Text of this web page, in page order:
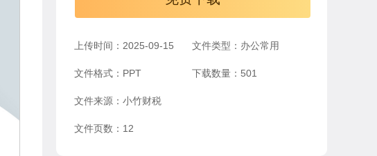
上传时间：2025-09-15 文件类型：办公常用
文件格式：PPT 下载数量：501
文件来源：小竹财税
文件页数：12